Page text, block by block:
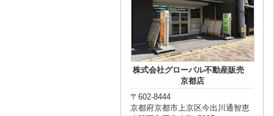
株式会社グローバル不動産販売
京都店
〒602-8444
京都府京都市上京区今出川通智恵